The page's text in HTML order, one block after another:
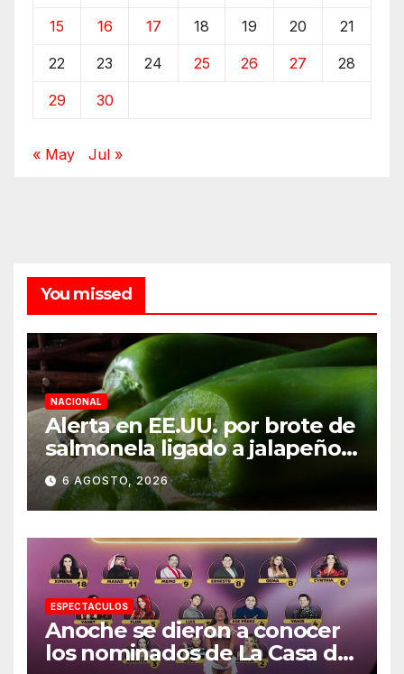
15 16 17 18 19 20 21
22 23 24 25 26 27 28
29 30
« May Jul »
You missed
NACIONAL
Alerta en EE.UU. por brote de
salmonela ligado a jalapeños
mexicanos; reportan 345
casos
6 AGOSTO, 2026
ESPECTACULOS
Anoche se dieron a conocer
los nominados de La Casa de